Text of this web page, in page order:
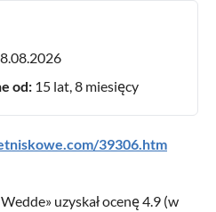
od: 15 lat, 8 miesięcy
39306.htm
» uzyskał ocenę4.9 (w